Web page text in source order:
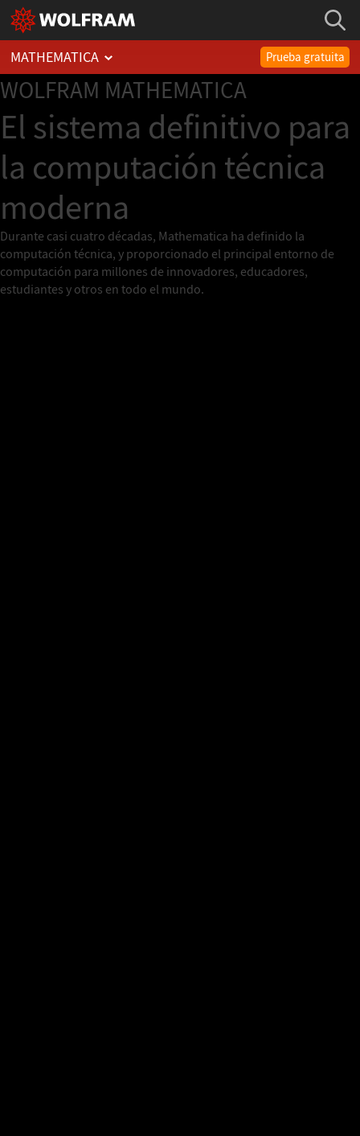
MATHEMATICA Prueba gratuita
WOLFRAM MATHEMATICA
El sistema definitivo para
la computación técnica
moderna
Durante casi cuatro décadas, Mathematica ha definido la
computación técnica, y proporcionado el principal entorno de
computación para millones de innovadores, educadores,
estudiantes y otros en todo el mundo.